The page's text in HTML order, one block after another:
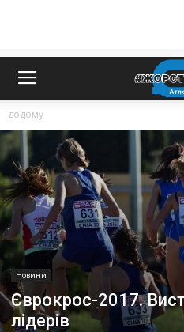
додому
Новини
Єврокрос-2017.
лідерів